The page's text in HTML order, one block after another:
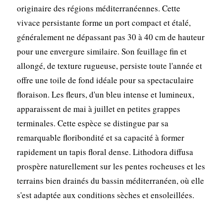
originaire des régions méditerranéennes. Cette
vivace persistante forme un port compact et étalé,
généralement ne dépassant pas 30 à 40 cm de hauteur
pour une envergure similaire. Son feuillage fin et
allongé, de texture rugueuse, persiste toute l'année et
offre une toile de fond idéale pour sa spectaculaire
floraison. Les fleurs, d'un bleu intense et lumineux,
apparaissent de mai à juillet en petites grappes
terminales. Cette espèce se distingue par sa
remarquable floribondité et sa capacité à former
rapidement un tapis floral dense. Lithodora diffusa
prospère naturellement sur les pentes rocheuses et les
terrains bien drainés du bassin méditerranéen, où elle
s'est adaptée aux conditions sèches et ensoleillées.